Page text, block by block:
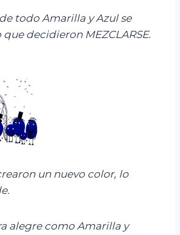
todo Amarilla y Azul se
que decidieronMEZCLARSE.
un nuevo color, lo
.
alegre como Amarilla y